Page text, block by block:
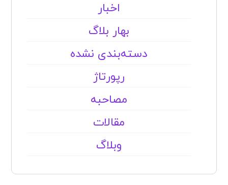
اخبار
بهار بلاگ
دسته‌بندی نشده
رپورتاژ
مصاحبه
مقالات
وبلاگ